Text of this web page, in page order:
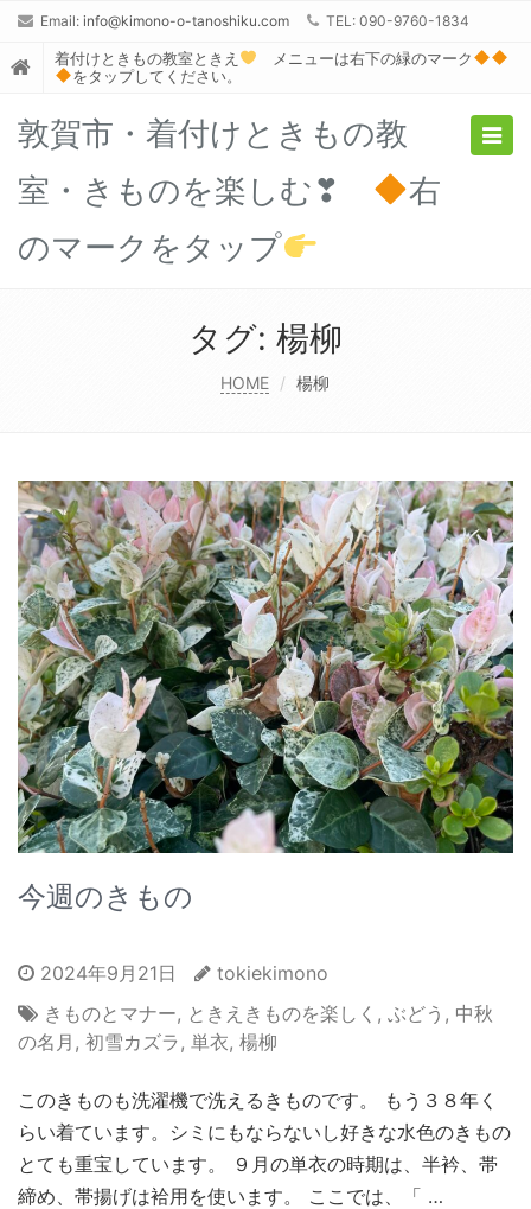
Email: info@kimono-o-tanoshiku.com TEL: 090-9760-1834
着付けときもの教室ときえ
メニューは右下の緑のマーク
をタップしてください。
敦賀市・着付けときもの教
室・きものを楽しむ❣
右
のマークをタップ
タグ: 楊柳
HOME 楊柳
今週のきもの
2024年9月21日
tokiekimono
きものとマナー, ときえきものを楽しく , ぶどう , 中秋
の名月 , 初雪カズラ , 単衣, 楊柳
このきものも洗濯機で洗えるきものです。 もう３８年く
らい着ています。シミにもならないし好きな水色のきもの
とても重宝しています。 ９月の単衣の時期は、半衿、帯
締め、帯揚げは袷用を使います。 ここでは、「 …